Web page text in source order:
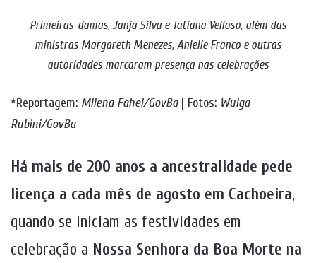
Primeiras-damas, Janja Silva e Tatiana Velloso, além das
ministras Margareth Menezes, Anielle Franco e outras
autoridades marcaram presença nas celebrações
*Reportagem: Milena Fahel/GovBa| Fotos: Wuiga
Rubini/GovBa
Há mais de 200 anos a ancestralidade pede
licença a cada mês de agosto em Cachoeira,
quando se iniciam as festividades em
celebração a Nossa Senhora da Boa Morte na